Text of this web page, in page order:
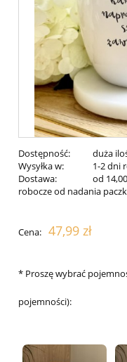
Dostępność:
duża
Wysyłka w:
1-2 dni
Dostawa:
od 14,00
robocze od nadania
Cena nie zawiera
Cena: 47,99 zł
* Proszę wybrać
pojemności):